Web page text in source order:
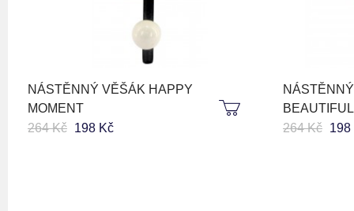
NÁSTĚNNÝ VĚŠÁK HAPPY
MOMENT
264 Kč 198 Kč
264 Kč 198